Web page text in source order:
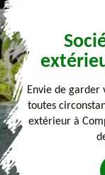
Envie de
toutes
extérieur à